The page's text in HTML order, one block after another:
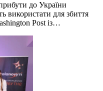
до України
використати для збиття
Post із…